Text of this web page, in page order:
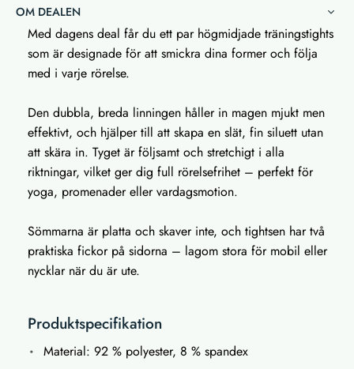
OM DEALEN
Med dagens deal får du ett par högmidjade träningstights
som är designade för att smickra dina former och följa
med i varje rörelse.
Den dubbla, breda linningen håller in magen mjukt men
effektivt, och hjälper till att skapa en slät, fin siluett utan
att skära in. Tyget är följsamt och stretchigt i alla
riktningar, vilket ger dig full rörelsefrihet – perfekt för
yoga, promenader eller vardagsmotion.
Sömmarna är platta och skaver inte, och tightsen har två
praktiska fickor på sidorna – lagom stora för mobil eller
nycklar när du är ute.
Produktspecifikation
Material: 92 % polyester, 8 % spandex